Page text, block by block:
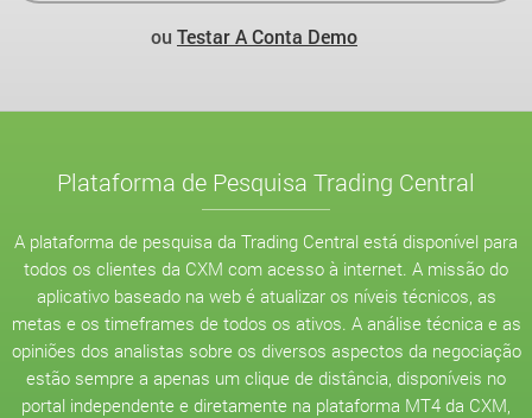
ou Testar A Conta Demo
Plataforma de Pesquisa Trading Central
A plataforma de pesquisa da Trading Central está disponível para
todos os clientes da CXM com acesso à internet. A missão do
aplicativo baseado na web é atualizar os níveis técnicos, as
metas e os timeframes de todos os ativos. A análise técnica e as
opiniões dos analistas sobre os diversos aspectos da negociação
estão sempre a apenas um clique de distância, disponíveis no
portal independente e diretamente na plataforma MT4 da CXM,